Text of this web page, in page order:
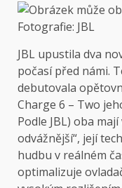
Fotografie: JBL
JBL upustila dva
počasí před námi.
debutovala
Charge 6 – Two
Podle JBL) oba
odvážnější“, její
hudbu v reálném
optimalizuje